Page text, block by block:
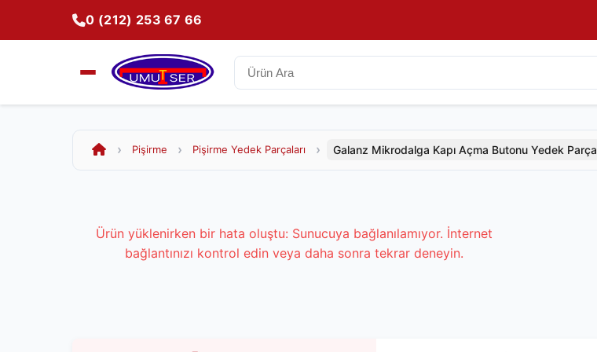
0 (212) 253 67 66
Pişirme Pişirme Yedek Parçaları Galanz Mikrodalga Kapı Açma Butonu Yedek Parça
Ürün yüklenirken bir hata oluştu: Sunucuya bağlanılamıyor. İnternet
bağlantınızı kontrol edin veya daha sonra tekrar deneyin.